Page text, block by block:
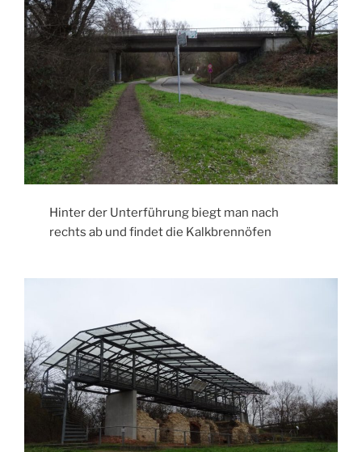
Hinter der Unterführung biegt man nach
rechts ab und findet die Kalkbrennöfen